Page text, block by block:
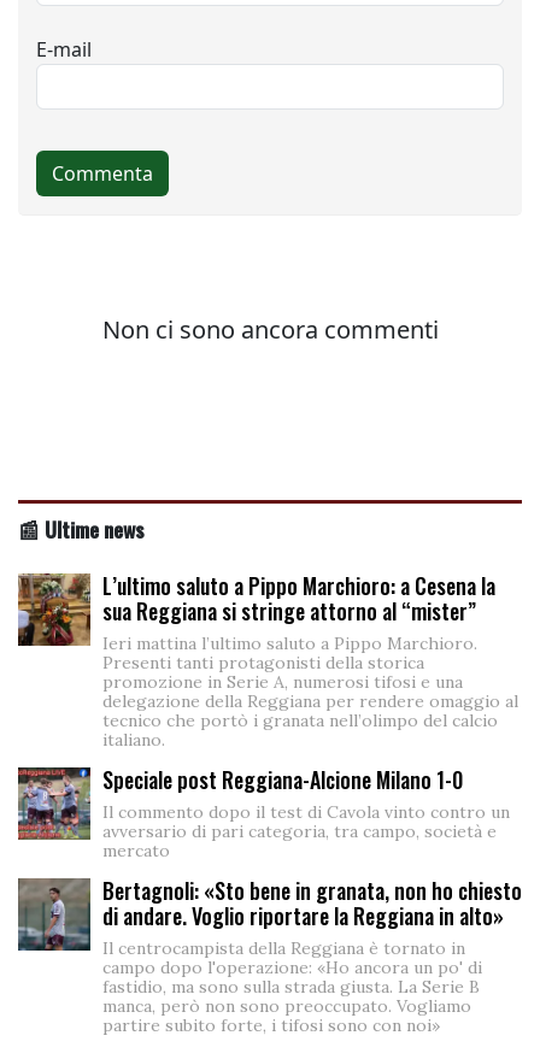
📰 Ultime news
L’ultimo saluto a Pippo Marchioro: a Cesena la
sua Reggiana si stringe attorno al “mister”
Ieri mattina l’ultimo saluto a Pippo Marchioro.
Presenti tanti protagonisti della storica
promozione in Serie A, numerosi tifosi e una
delegazione della Reggiana per rendere omaggio al
tecnico che portò i granata nell’olimpo del calcio
italiano.
Speciale post Reggiana-Alcione Milano 1-0
Il commento dopo il test di Cavola vinto contro un
avversario di pari categoria, tra campo, società e
mercato
Bertagnoli: «Sto bene in granata, non ho chiesto
di andare. Voglio riportare la Reggiana in alto»
Il centrocampista della Reggiana è tornato in
campo dopo l'operazione: «Ho ancora un po' di
fastidio, ma sono sulla strada giusta. La Serie B
manca, però non sono preoccupato. Vogliamo
partire subito forte, i tifosi sono con noi»